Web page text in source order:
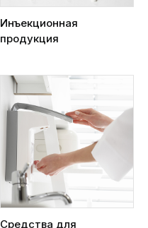
Инъекционная
продукция
Средства для